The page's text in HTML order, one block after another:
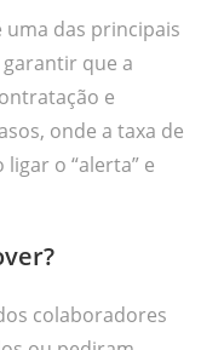
das principais
que a
e
onde a taxa de
o “alerta” e
colaboradores